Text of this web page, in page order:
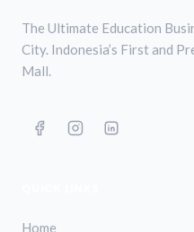
The Ultimate Education
City. Indonesia’s First and
Mall.
Home